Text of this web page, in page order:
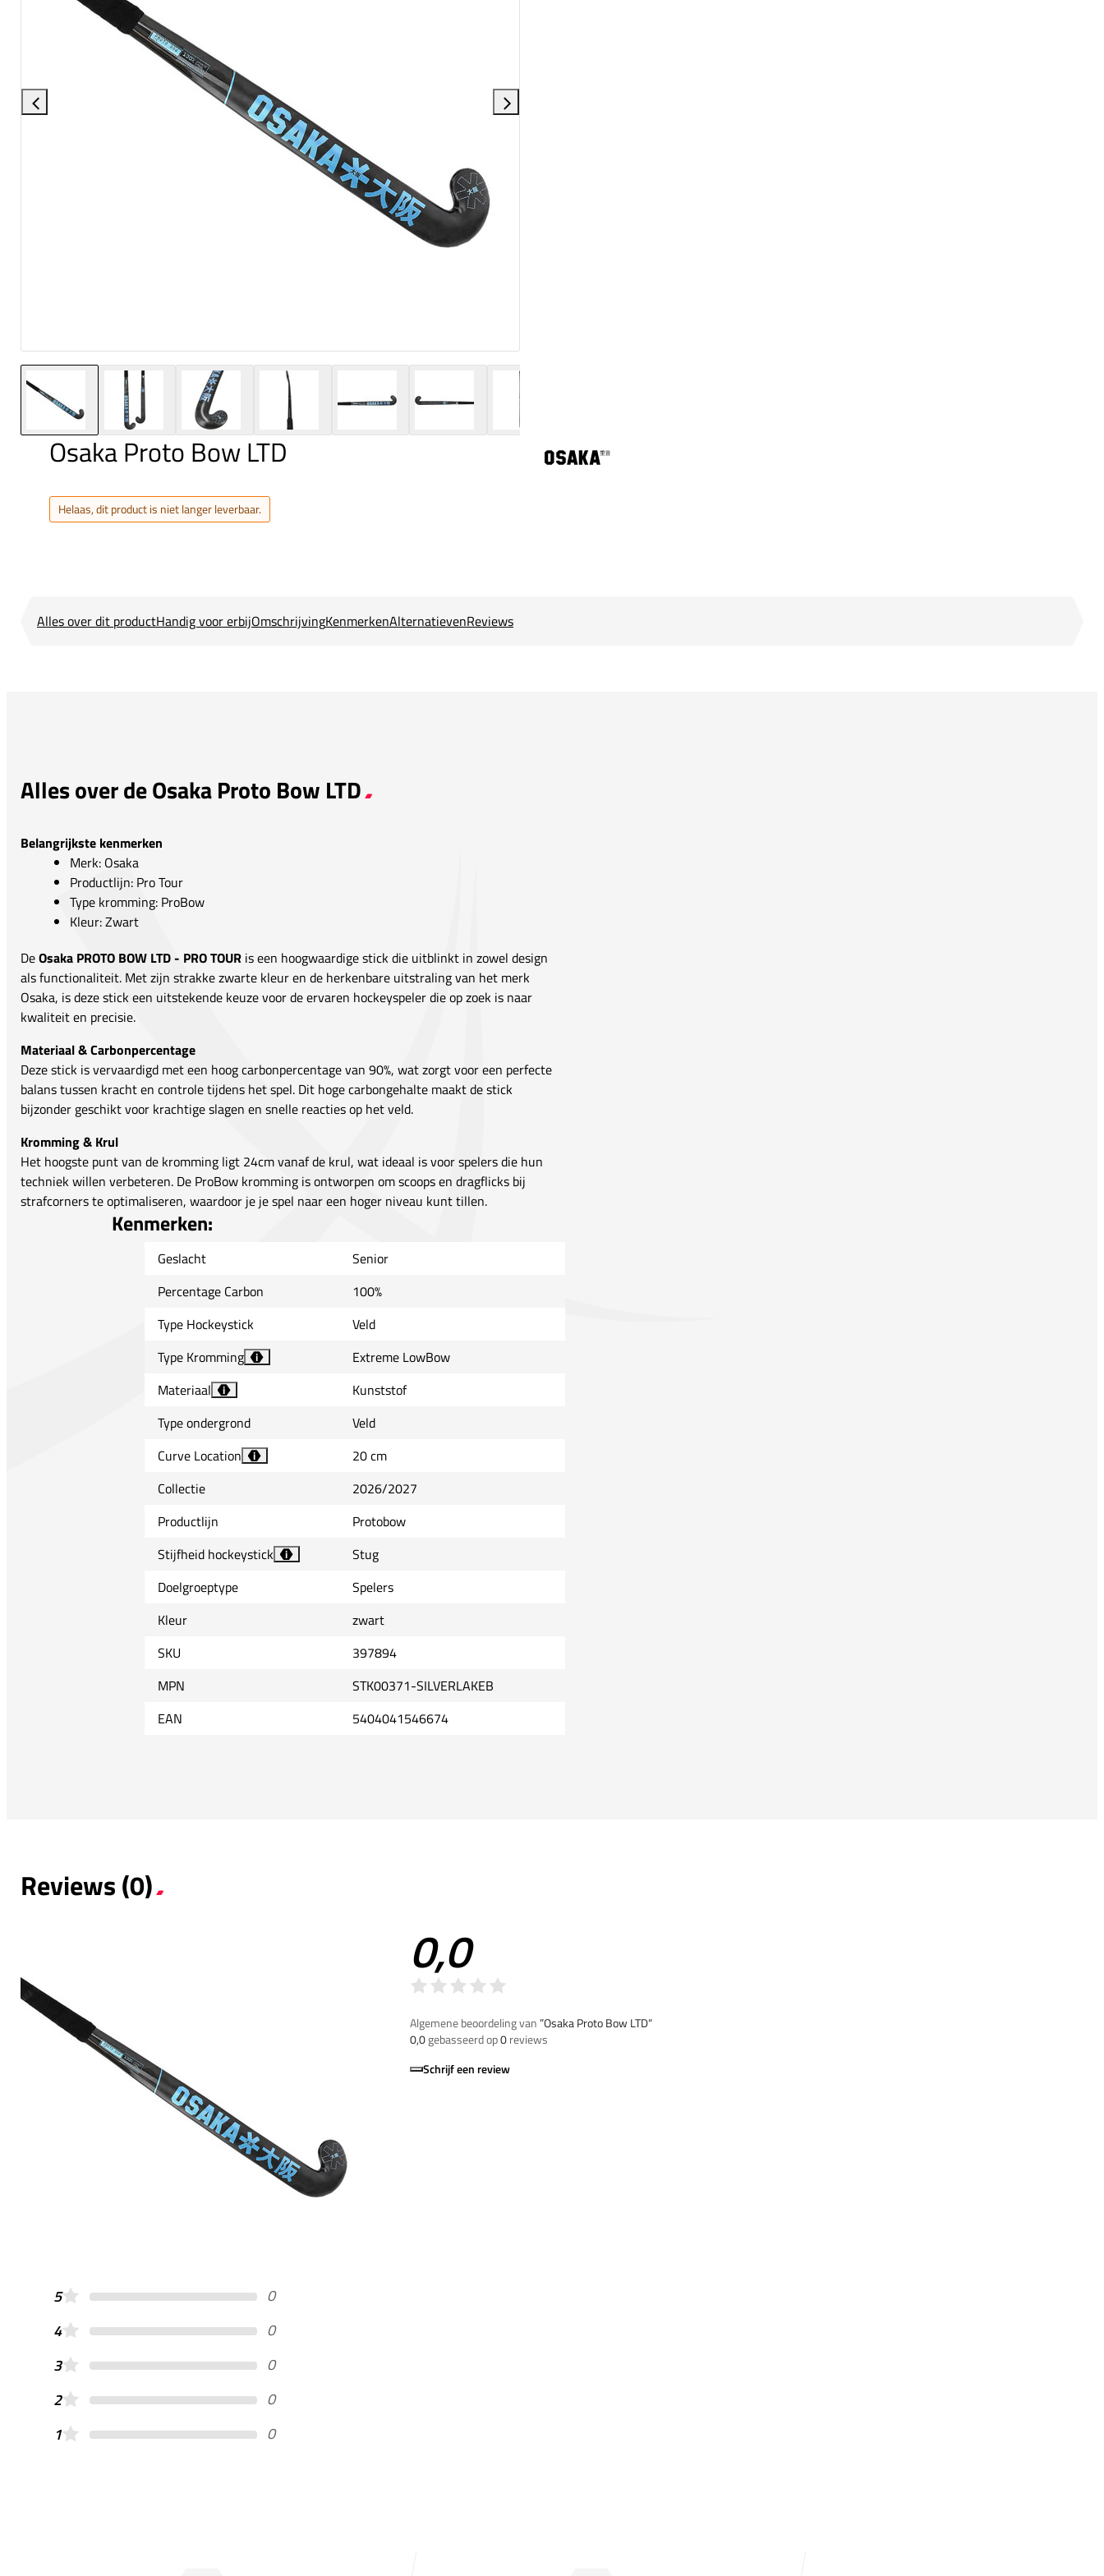
Osaka Proto Bow LTD
Helaas, dit product is niet langer leverbaar.
Alles over dit productHandig voor erbijOmschrijvingKenmerkenAlternatievenReviews
Alles over de Osaka Proto Bow LTD
Belangrijkste kenmerken
Merk: Osaka
Productlijn: Pro Tour
Type kromming: ProBow
Kleur: Zwart
DeOsaka PROTO BOW LTD - PRO TOUR is een hoogwaardige stick die uitblinkt in zowel design
als functionaliteit. Met zijn strakke zwarte kleur en de herkenbare uitstraling van het merk
Osaka, is deze stick een uitstekende keuze voor de ervaren hockeyspeler die op zoek is naar
kwaliteit en precisie.
Materiaal & Carbonpercentage
Deze stick is vervaardigd met een hoog carbonpercentage van 90%, wat zorgt voor een perfecte
balans tussen kracht en controle tijdens het spel. Dit hoge carbongehalte maakt de stick
bijzonder geschikt voor krachtige slagen en snelle reacties op het veld.
Kromming & Krul
Het hoogste punt van de kromming ligt 24cm vanaf de krul, wat ideaal is voor spelers die hun
techniek willen verbeteren. De ProBow kromming is ontworpen om scoops en dragflicks bij
strafcorners te optimaliseren, waardoor je je spel naar een hoger niveau kunt tillen.
Kenmerken:
Geslacht
Senior
Percentage Carbon
100%
Type Hockeystick
Veld
Type Kromming
i
Extreme LowBow
Materiaal
i
Kunststof
Type ondergrond
Veld
Curve Location
i
20 cm
Collectie
2026/2027
Productlijn
Protobow
Stijfheid hockeystick
i
Stug
Doelgroeptype
Spelers
Kleur
zwart
SKU
397894
MPN
STK00371-SILVERLAKEB
EAN
5404041546674
Reviews (0)
0,0
Algemene beoordeling van”Osaka Proto Bow LTD“
0,0gebasseerd op0reviews
Schrijf een review
5
0
4
0
3
0
2
0
1
0